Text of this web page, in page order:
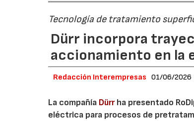
Tecnología de tratamiento
Dürr incorpora
accionamiento en la
Redacción Interempresas 01/06/2026
La compañía Dürrha presentado
eléctrica para procesos de